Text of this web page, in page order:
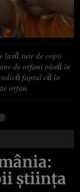
lasă sute de copii
de orfani până în
faptul că în
orfan.
ştiinţa